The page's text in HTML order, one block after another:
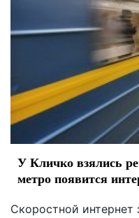
У Кличко взялись
метро появится
Скоростной интернет